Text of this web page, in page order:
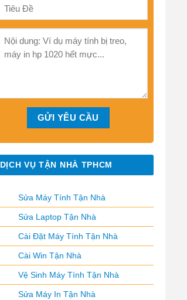
DỊCH VỤ TẬN NHÀ TPHCM
Sửa Máy Tính Tận Nhà
Sửa Laptop Tận Nhà
Cài Đặt Máy Tính Tận Nhà
Cài Win Tận Nhà
Vệ Sinh Máy Tính Tận Nhà
Sửa Máy In Tận Nhà